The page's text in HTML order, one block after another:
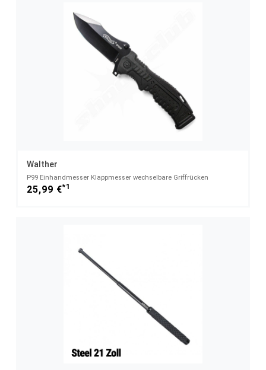
Walther
P99 Einhandmesser Klappmesser wechselbare Griffrücken
25,99 €*1